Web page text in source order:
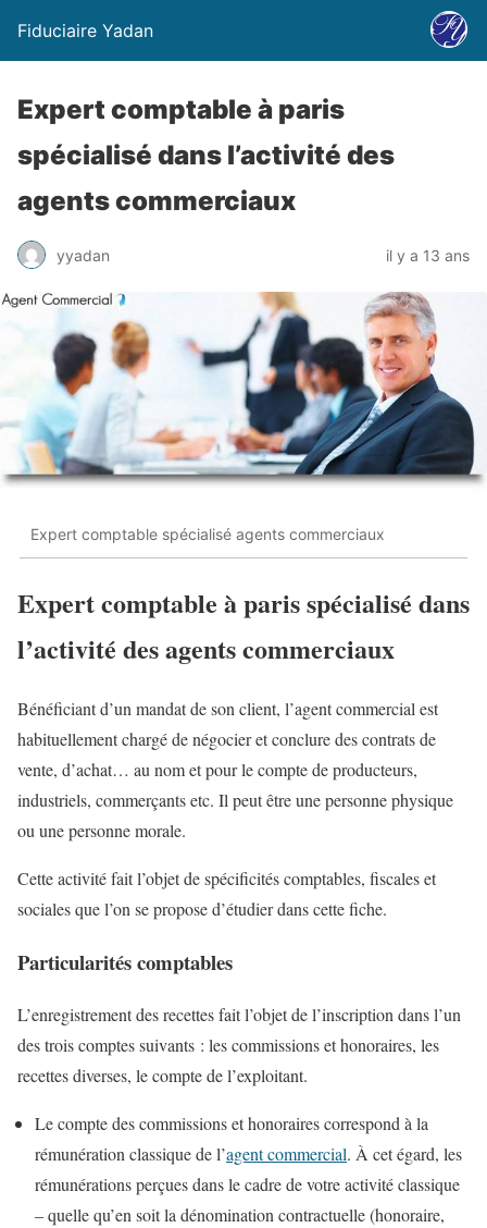
Fiduciaire Yadan
Expert comptable à paris
spécialisé dans l’activité des
agents commerciaux
yyadan il y a 13 ans
Expert comptable spécialisé agents commerciaux
Expert comptable à paris spécialisé dans
l’activité des agents commerciaux
Bénéficiant d’un mandat de son client, l’agent commercial est
habituellement chargé de négocier et conclure des contrats de
vente, d’achat… au nom et pour le compte de producteurs,
industriels, commerçants etc. Il peut être une personne physique
ou une personne morale.
Cette activité fait l’objet de spécificités comptables, fiscales et
sociales que l’on se propose d’étudier dans cette fiche.
Particularités comptables
L’enregistrement des recettes fait l’objet de l’inscription dans l’un
des trois comptes suivants : les commissions et honoraires, les
recettes diverses, le compte de l’exploitant.
Le compte des commissions et honoraires correspond à la
rémunération classique de l’agent commercial. À cet égard, les
rémunérations perçues dans le cadre de votre activité classique
– quelle qu’en soit la dénomination contractuelle (honoraire,